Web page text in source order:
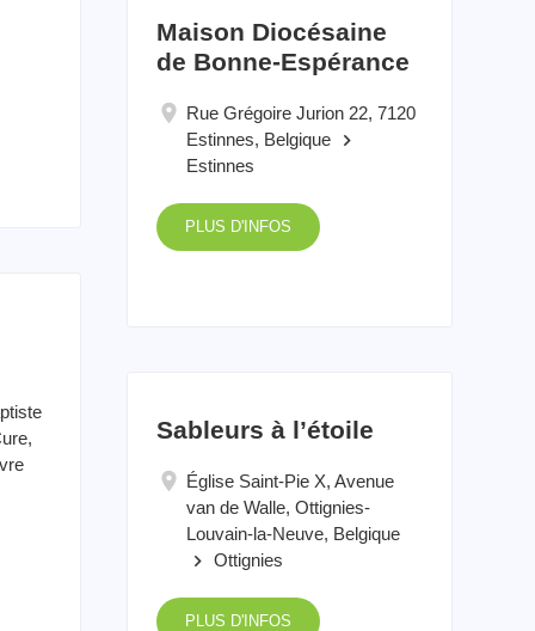
Maison Diocésaine
de Bonne-Espérance
Rue Grégoire Jurion 22, 7120
Estinnes, Belgique
keyboard_arrow_right
Estinnes
PLUS D'INFOS
Sableurs à l’étoile
Église Saint-Pie X, Avenue
van de Walle, Ottignies-
Louvain-la-Neuve, Belgique
keyboard_arrow_right Ottignies
PLUS D'INFOS